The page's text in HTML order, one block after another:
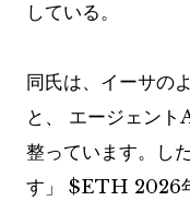
している。
同氏は、イーサの
と、 エージェント
整っています。し
す」 $ETH 2026